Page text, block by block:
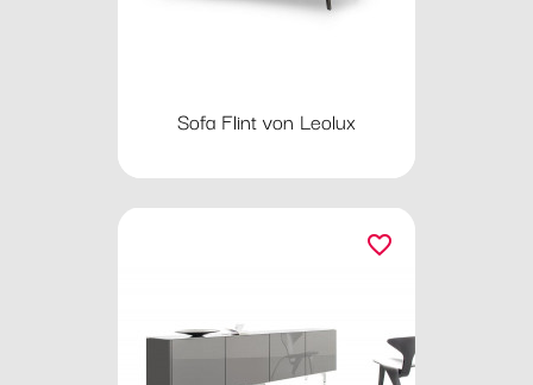
Sofa Flint von Leolux
favorite_border